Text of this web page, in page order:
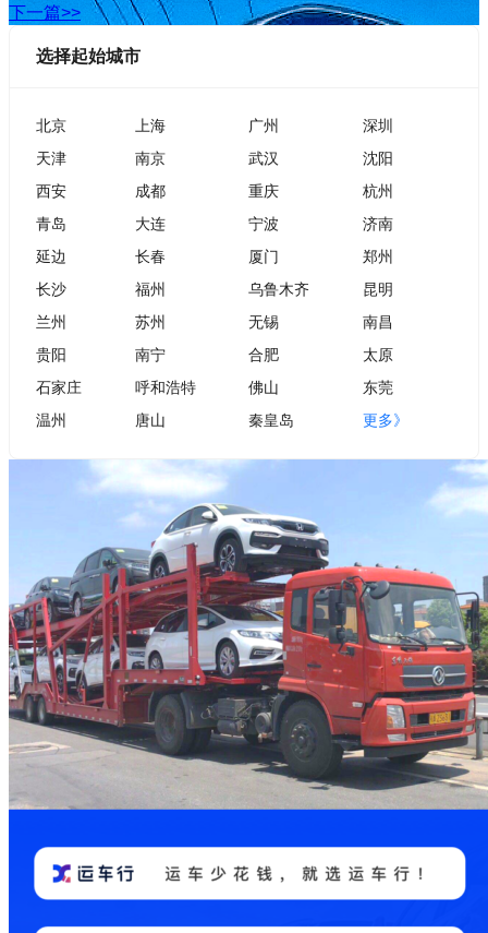
下一篇>>
选择起始城市
北京 上海 广州
深圳
天津
南京 武汉
沈阳
西安
成都 重庆
杭州
青岛
大连 宁波
济南
延边
长春 厦门
郑州
长沙
福州 乌鲁木齐
昆明
兰州
苏州 无锡
南昌
贵阳
南宁 合肥
太原
石家庄
呼和浩特 佛山
东莞
温州
唐山 秦皇岛 更多》